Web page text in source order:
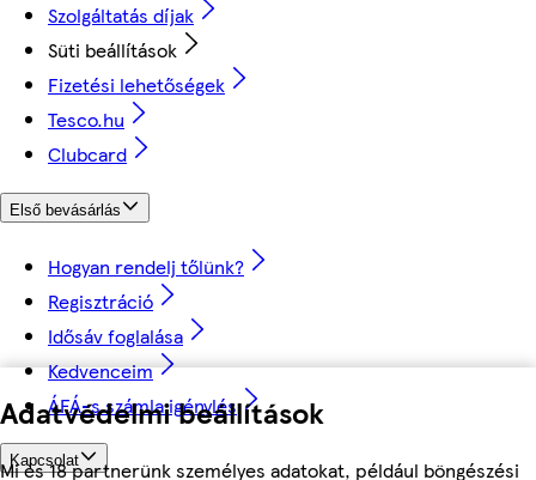
Adatvédelmi beállítások
Mi és 18 partnerünk személyes adatokat, például böngészési
Szolgáltatás díjak
Süti beállítások
Fizetési lehetőségek
Tesco.hu
Clubcard
Első bevásárlás
Hogyan rendelj tőlünk?
Regisztráció
Idősáv foglalása
Kedvenceim
ÁFÁ-s számla igénylés
Kapcsolat